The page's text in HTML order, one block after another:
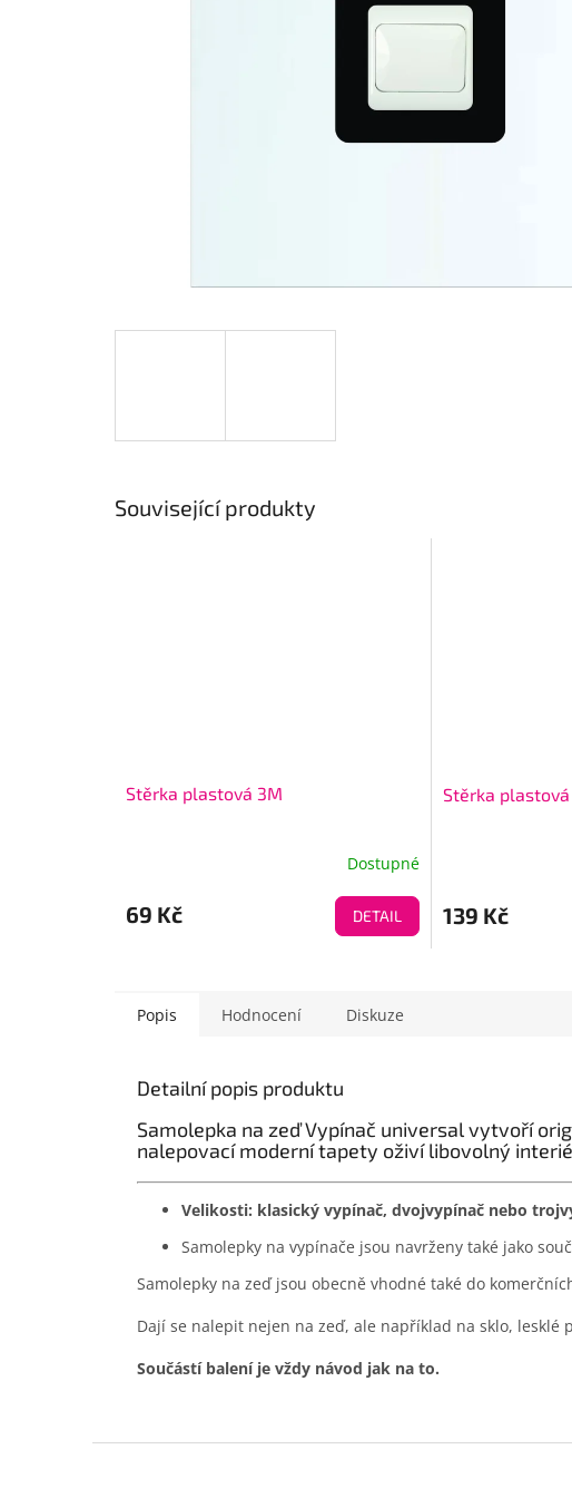
Související produkty
Stěrka plastová 3M
Dostupné
69 Kč DETAIL
Stěrka
139 Kč
Popis Hodnocení Diskuze
Detailní popis produktu
Samolepka na zeď Vypínač universal vytvoří
nalepovací moderní tapety oživí libovolný
Velikosti: klasický vypínač, dvojvypínač nebo
Samolepky na vypínače jsou navrženy také jako
Samolepky na zeď jsou obecně vhodné také do
Dají se nalepit nejen na zeď, ale například na sklo, lesklé
Součástí balení je vždy návod jak na to.